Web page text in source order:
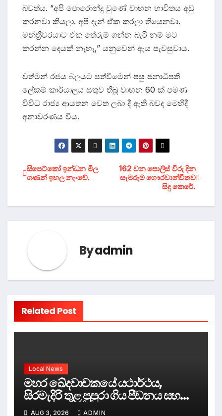
බවත්ය. “අපි පොරොන්දු වුණේ වාහන භාවිතය අඩු
කරනවා කියලා. අපි දැන් ඒක කරලා තියෙනවා.
මන්ත්‍රීවරයාට ඒක තේරුම් ගන්න බැරි නම් මට
කරන්න දෙයක් නැහැ,” යනුවෙන් ඇය පැවසුවාය.
වත්මන් රජය බලයට පත්වීමෙන් පසු ජනාධිපති
ලේකම් කාර්යාලය සතුව තිබූ වාහන 60 ක් පමණ
විවිධ රාජ්‍ය ආයතන වෙත ලබා දී ඇති බවද මෙහිදී
අනාවරණය විය.
Post
162 වන පොලිස් විරු දින
සැමරුම ගෞරවාන්විතව
සිදු කෙරේ.
සිපෙට්කෝ ඉන්ධන මිල
ගණන් ඉහල නැංවේ.
Byadmin
Related Post
Local News
මහර ඛේදවාචකයේ යථාර්ථය,
සිරමැදිරි තුළ පුපුරා ගිය පීඩනය සහ
පලිගැනීමේ දේශපාලනය
AUG 3, 2026 ADMIN